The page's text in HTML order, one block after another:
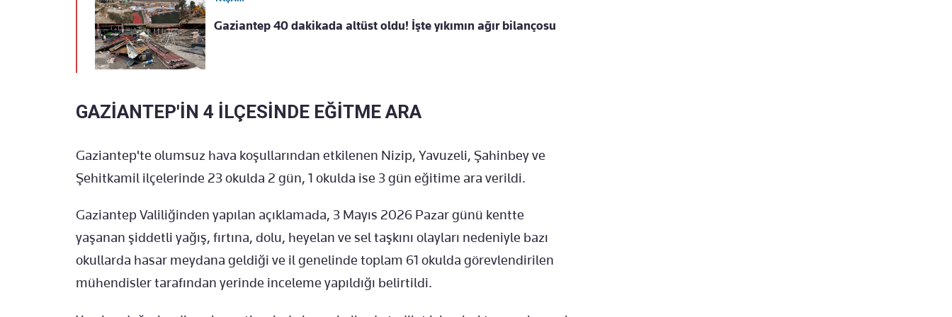
Gaziantep 40 dakikada altüst oldu! İşte yıkımın ağır bilançosu
GAZİANTEP'İN 4 İLÇESİNDE EĞİTME ARA
Gaziantep'te olumsuz hava koşullarından etkilenen Nizip, Yavuzeli, Şahinbey ve
Şehitkamil ilçelerinde 23 okulda 2 gün, 1 okulda ise 3 gün eğitime ara verildi.
Gaziantep Valiliğinden yapılan açıklamada, 3 Mayıs 2026 Pazar günü kentte
yaşanan şiddetli yağış, fırtına, dolu, heyelan ve sel taşkını olayları nedeniyle bazı
okullarda hasar meydana geldiği ve il genelinde toplam 61 okulda görevlendirilen
mühendisler tarafından yerinde inceleme yapıldığı belirtildi.